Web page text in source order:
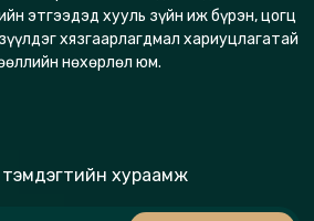
этгээдэд хууль зүйн иж бүрэн, цогц
хязгаарлагдмал хариуцлагатай
нөхөрлөл юм.
хураамж